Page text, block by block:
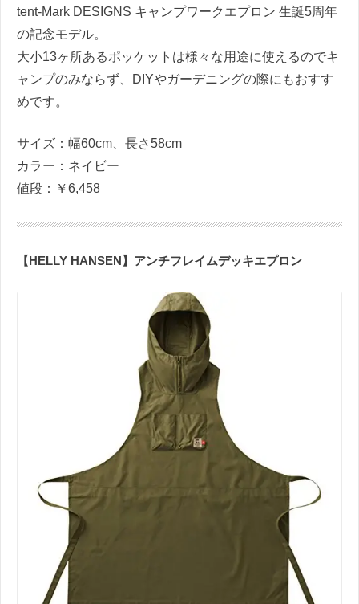
tent-Mark DESIGNS キャンプワークエプロン 生誕5周年
の記念モデル。
大小13ヶ所あるポッケットは様々な用途に使えるのでキ
ャンプのみならず、DIYやガーデニングの際にもおすす
めです。
サイズ：幅60cm、長さ58cm
カラー：ネイビー
値段：￥6,458
【HELLY HANSEN】アンチフレイムデッキエプロン